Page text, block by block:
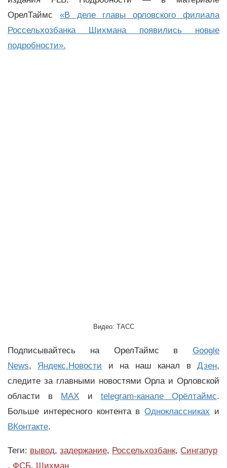
ОрелТаймс «В деле главы орловского филиала
Россельхозбанка Шихмана появились новые
подробности».
Видео: ТАСС
Подписывайтесь на ОрелТаймс в Google
News, Яндекс.Новости и на наш канал вДзен,
следите за главными новостями Орла и Орловской
области в MAX и telegram-канале Орёлтаймс.
Больше интересного контента вОдноклассниках и
ВКонтакте.
Теги: вывод, задержание, Россельхозбанк, Сингапур
, ФСБ, Шихман